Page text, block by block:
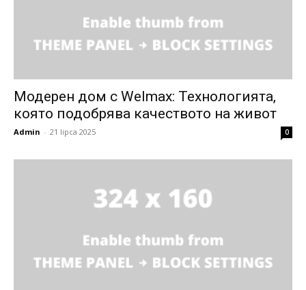
Модерен дом с Welmax: Технологията,
която подобрява качеството на живот
Admin - 21 lipca 2025 0